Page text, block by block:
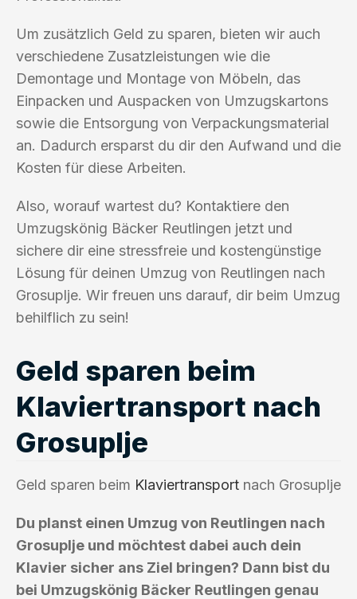
Um zusätzlich Geld zu sparen, bieten wir auch
verschiedene Zusatzleistungen wie die
Demontage und Montage von Möbeln, das
Einpacken und Auspacken von Umzugskartons
sowie die Entsorgung von Verpackungsmaterial
an. Dadurch ersparst du dir den Aufwand und die
Kosten für diese Arbeiten.
Also, worauf wartest du? Kontaktiere den
Umzugskönig Bäcker Reutlingen jetzt und
sichere dir eine stressfreie und kostengünstige
Lösung für deinen Umzug von Reutlingen nach
Grosuplje. Wir freuen uns darauf, dir beim Umzug
behilflich zu sein!
Geld sparen beim
Klaviertransport nach
Grosuplje
Geld sparen beim Klaviertransport nach Grosuplje
Du planst einen Umzug von Reutlingen nach
Grosuplje und möchtest dabei auch dein
Klavier sicher ans Ziel bringen? Dann bist du
bei Umzugskönig Bäcker Reutlingen genau